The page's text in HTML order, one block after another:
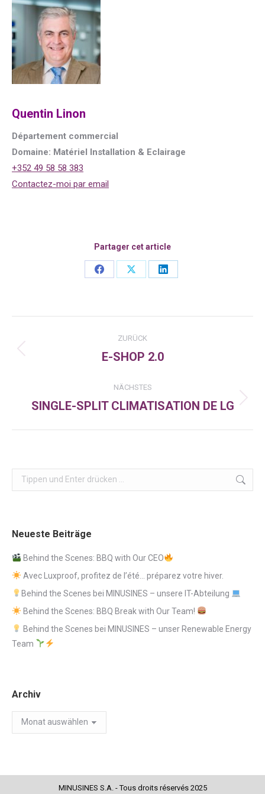
Quentin Linon
Département commercial
Domaine: Matériel Installation & Eclairage
+352 49 58 58 383
Contactez-moi par email
Partager cet article
Share
Share
Share
Kommentarnavigation
ZURÜCK
Vorheriger
E-SHOP 2.0
NÄCHSTES
Nächster
SINGLE-SPLIT CLIMATISATION DE LG
Search:
Neueste Beiträge
Behind the Scenes: BBQ with Our CEO
Avec Luxproof, profitez de l’été… préparez votre hiver.
Behind the Scenes bei MINUSINES – unsere IT-Abteilung
Behind the Scenes: BBQ Break with Our Team!
Behind the Scenes bei MINUSINES – unser Renewable Energy
Team
Archiv
Archiv
MINUSINES S.A. - Tous droits réservés 2025